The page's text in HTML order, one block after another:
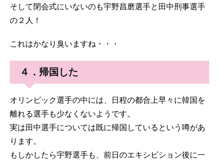
そして閉会式にいないのも宇野昌磨選手と田中刑事選手
の２人！
これはかなり臭いますね・・・
４．帰国した
オリンピック選手の中には、日程の都合上早々に韓国を
離れる選手も少なくないようです。
実は田中選手については既に帰国しているという噂があ
ります。
もしかしたら宇野選手も、前日のエキシビション後に一